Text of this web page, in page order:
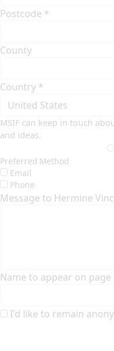
Postcode *
County
Country *
United States
MSIF can keep in touch
and ideas.
Preferred Method
Email
Phone
Message to Hermine
Name to appear on page
I'd like to remain